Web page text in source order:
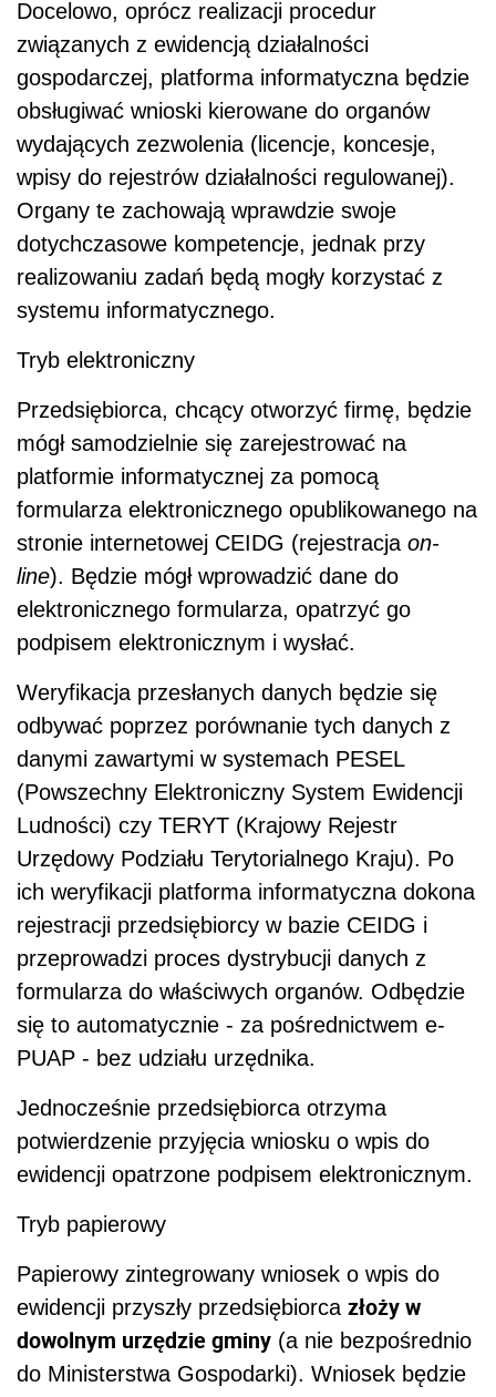
Docelowo, oprócz realizacji procedur
związanych z ewidencją działalności
gospodarczej, platforma informatyczna będzie
obsługiwać wnioski kierowane do organów
wydających zezwolenia (licencje, koncesje,
wpisy do rejestrów działalności regulowanej).
Organy te zachowają wprawdzie swoje
dotychczasowe kompetencje, jednak przy
realizowaniu zadań będą mogły korzystać z
systemu informatycznego.
Tryb elektroniczny
Przedsiębiorca, chcący otworzyć firmę, będzie
mógł samodzielnie się zarejestrować na
platformie informatycznej za pomocą
formularza elektronicznego opublikowanego na
stronie internetowej CEIDG (rejestracja on-
line). Będzie mógł wprowadzić dane do
elektronicznego formularza, opatrzyć go
podpisem elektronicznym i wysłać.
Weryfikacja przesłanych danych będzie się
odbywać poprzez porównanie tych danych z
danymi zawartymi w systemach PESEL
(Powszechny Elektroniczny System Ewidencji
Ludności) czy TERYT (Krajowy Rejestr
Urzędowy Podziału Terytorialnego Kraju). Po
ich weryfikacji platforma informatyczna dokona
rejestracji przedsiębiorcy w bazie CEIDG i
przeprowadzi proces dystrybucji danych z
formularza do właściwych organów. Odbędzie
się to automatycznie - za pośrednictwem e-
PUAP - bez udziału urzędnika.
Jednocześnie przedsiębiorca otrzyma
potwierdzenie przyjęcia wniosku o wpis do
ewidencji opatrzone podpisem elektronicznym.
Tryb papierowy
Papierowy zintegrowany wniosek o wpis do
ewidencji przyszły przedsiębiorca złoży w
dowolnym urzędzie gminy (a nie bezpośrednio
do Ministerstwa Gospodarki). Wniosek będzie